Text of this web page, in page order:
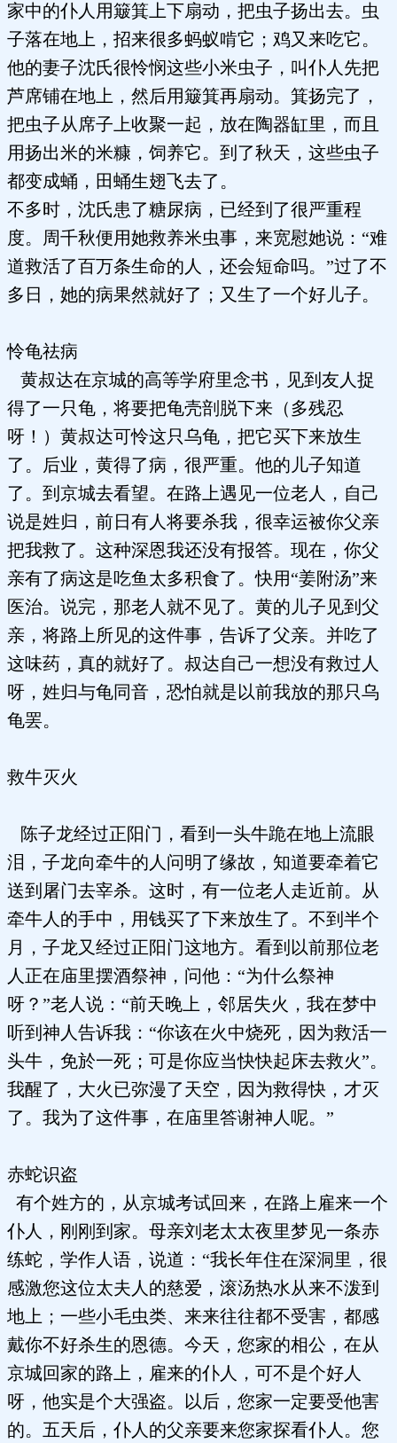
家中的仆人用簸箕上下扇动，把虫子扬出去。虫
子落在地上，招来很多蚂蚁啃它；鸡又来吃它。
他的妻子沈氏很怜悯这些小米虫子，叫仆人先把
芦席铺在地上，然后用簸箕再扇动。箕扬完了，
把虫子从席子上收聚一起，放在陶器缸里，而且
用扬出米的米糠，饲养它。到了秋天，这些虫子
都变成蛹，田蛹生翅飞去了。
不多时，沈氏患了糖尿病，已经到了很严重程
度。周千秋便用她救养米虫事，来宽慰她说：“难
道救活了百万条生命的人，还会短命吗。”过了不
多日，她的病果然就好了；又生了一个好儿子。
怜龟祛病
黄叔达在京城的高等学府里念书，见到友人捉
得了一只龟，将要把龟壳剖脱下来（多残忍
呀！）黄叔达可怜这只乌龟，把它买下来放生
了。后业，黄得了病，很严重。他的儿子知道
了。到京城去看望。在路上遇见一位老人，自己
说是姓归，前日有人将要杀我，很幸运被你父亲
把我救了。这种深恩我还没有报答。现在，你父
亲有了病这是吃鱼太多积食了。快用“姜附汤”来
医治。说完，那老人就不见了。黄的儿子见到父
亲，将路上所见的这件事，告诉了父亲。并吃了
这味药，真的就好了。叔达自己一想没有救过人
呀，姓归与龟同音，恐怕就是以前我放的那只乌
龟罢。
救牛灭火
陈子龙经过正阳门，看到一头牛跪在地上流眼
泪，子龙向牵牛的人问明了缘故，知道要牵着它
送到屠门去宰杀。这时，有一位老人走近前。从
牵牛人的手中，用钱买了下来放生了。不到半个
月，子龙又经过正阳门这地方。看到以前那位老
人正在庙里摆酒祭神，问他：“为什么祭神
呀？”老人说：“前天晚上，邻居失火，我在梦中
听到神人告诉我：“你该在火中烧死，因为救活一
头牛，免於一死；可是你应当快快起床去救火”。
我醒了，大火已弥漫了天空，因为救得快，才灭
了。我为了这件事，在庙里答谢神人呢。”
赤蛇识盗
有个姓方的，从京城考试回来，在路上雇来一个
仆人，刚刚到家。母亲刘老太太夜里梦见一条赤
练蛇，学作人语，说道：“我长年住在深洞里，很
感激您这位太夫人的慈爱，滚汤热水从来不泼到
地上；一些小毛虫类、来来往往都不受害，都感
戴你不好杀生的恩德。今天，您家的相公，在从
京城回家的路上，雇来的仆人，可不是个好人
呀，他实是个大强盗。以后，您家一定要受他害
的。五天后，仆人的父亲要来您家探看仆人。您